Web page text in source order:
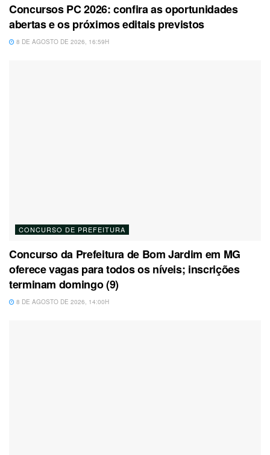
Concursos PC 2026: confira as oportunidades
abertas e os próximos editais previstos
8 DE AGOSTO DE 2026, 16:59H
CONCURSO DE PREFEITURA
Concurso da Prefeitura de Bom Jardim em MG
oferece vagas para todos os níveis; inscrições
terminam domingo (9)
8 DE AGOSTO DE 2026, 14:00H